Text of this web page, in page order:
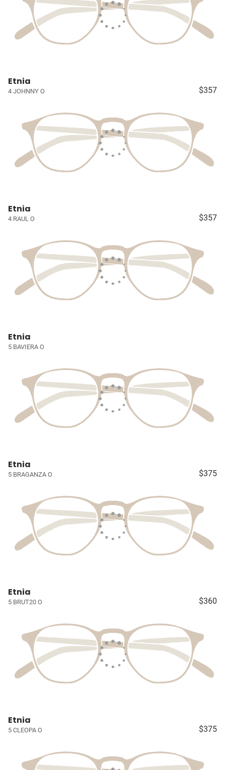
Etnia
4 JOHNNY O $357
Etnia
4 RAUL O $357
Etnia
5 BAVIERA O
Etnia
5 BRAGANZA O $375
Etnia
5 BRUT20 O $360
Etnia
5 CLEOPA O $375